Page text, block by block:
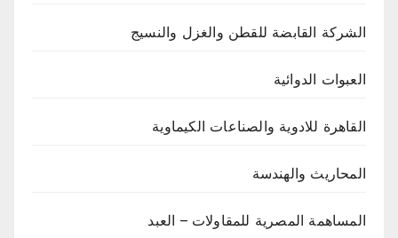
الشركة القابضة للقطن والغزل والنسيج
العبوات الدوائية
القاهرة للادوية والصناعات الكيماوية
المحاريث والهندسة
المساهمة المصرية للمقاولات – العبد